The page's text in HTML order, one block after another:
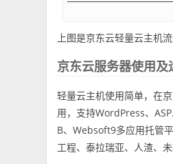
上图是京东云轻量云主机
京东云服务器使用及
轻量云主机使用简单，在
用，支持WordPress、
B、Websoft9多应用托管
工程、泰拉瑞亚、人渣、